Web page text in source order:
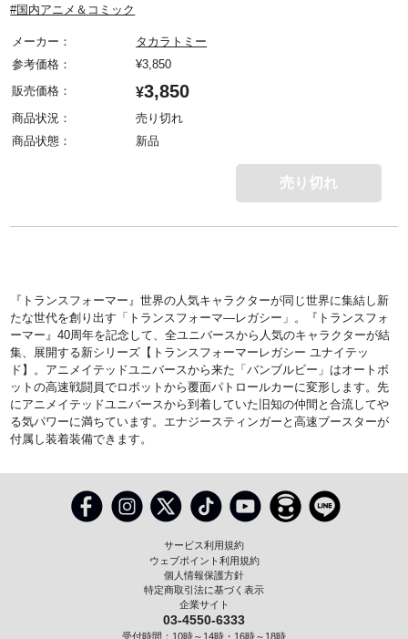
#国内アニメ＆コミック
メーカー：
タカラトミー
参考価格：
¥3,850
販売価格：
¥3,850
商品状況：
売り切れ
商品状態：
新品
売り切れ
『トランスフォーマー』世界の人気キャラクターが同じ世界に集結し新
たな世代を創り出す「トランスフォーマ―レガシー」。『トランスフォ
ーマー』40周年を記念して、全ユニバースから人気のキャラクターが結
集、展開する新シリーズ【トランスフォーマーレガシー ユナイテッ
ド】。アニメイテッドユニバースから来た「バンブルビー」はオートボ
ットの高速戦闘員でロボットから覆面パトロールカーに変形します。先
にアニメイテッドユニバースから到着していた旧知の仲間と合流してや
る気パワーに満ちています。エナジースティンガーと高速ブースターが
付属し装着装備できます。
サービス利用規約
ウェブポイント利用規約
個人情報保護方針
特定商取引法に基づく表示
企業サイト
03-4550-6333
受付時間：10時～14時・16時～18時